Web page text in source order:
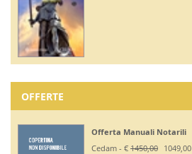
OFFERTE
Offerta Manuali Notarili
Cedam - € 1450,00 1049,00